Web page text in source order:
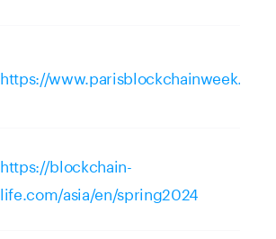
https://
https://blockchain-
life.com/asia/en/spring2024